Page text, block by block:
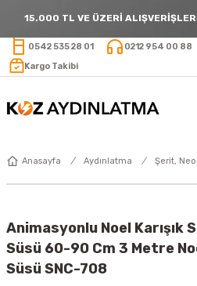
15.000 TL VE ÜZERİ
0542 535 28 01 0212 954 00 88
Kargo Takibi
Anasayfa Aydınlatma Şerit,
Animasyonlu Noel Karışık
Süsü 60-90 Cm 3 Metre
Süsü SNC-708